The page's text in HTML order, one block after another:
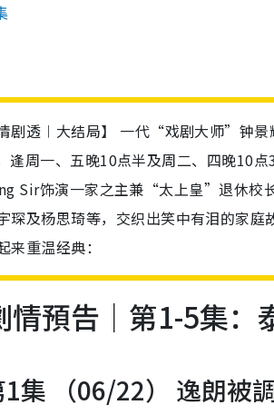
剧透︱大结局】 一代“戏剧大师”钟
逢周一、五晚10点半及周二、四晚10
Sir饰演一家之主兼“太上皇”退休校
琛及杨思琦等，交织出笑中有泪的家
重温经典：
情預告｜第1-5集：
集 （06/22） 逸朗被